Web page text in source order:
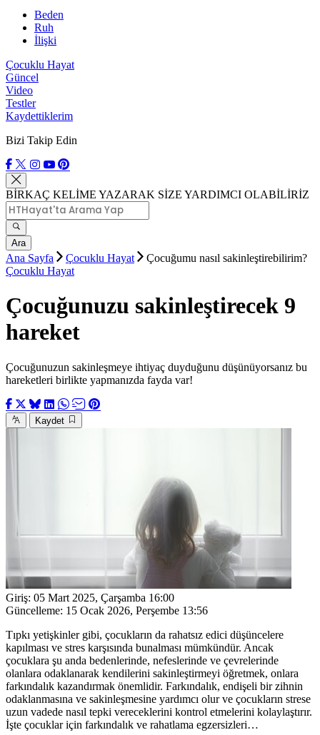
Beden
Ruh
İlişki
Çocuklu Hayat
Güncel
Video
Testler
Kaydettiklerim
Bizi Takip Edin
BİRKAÇ KELİME YAZARAK SİZE YARDIMCI OLABİLİRİZ
Ara
Ana Sayfa Çocuklu Hayat
Çocuğumu nasıl sakinleştirebilirim?
Çocuklu Hayat
Çocuğunuzu sakinleştirecek 9
hareket
Çocuğunuzun sakinleşmeye ihtiyaç duyduğunu düşünüyorsanız bu
hareketleri birlikte yapmanızda fayda var!
Kaydet
Giriş: 05 Mart 2025, Çarşamba 16:00
Güncelleme: 15 Ocak 2026, Perşembe 13:56
Tıpkı yetişkinler gibi, çocukların da rahatsız edici düşüncelere
kapılması ve stres karşısında bunalması mümkündür. Ancak
çocuklara şu anda bedenlerinde, nefeslerinde ve çevrelerinde
olanlara odaklanarak kendilerini sakinleştirmeyi öğretmek, onlara
farkındalık kazandırmak önemlidir. Farkındalık, endişeli bir zihnin
odaklanmasına ve sakinleşmesine yardımcı olur ve çocukların strese
uzun vadede nasıl tepki vereceklerini kontrol etmelerini kolaylaştırır.
İşte çocuklar için farkındalık ve rahatlama egzersizleri…